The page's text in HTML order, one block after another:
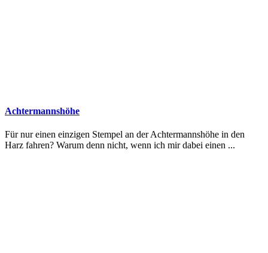
Achtermannshöhe
Für nur einen einzigen Stempel an der Achtermannshöhe in den
Harz fahren? Warum denn nicht, wenn ich mir dabei einen ...